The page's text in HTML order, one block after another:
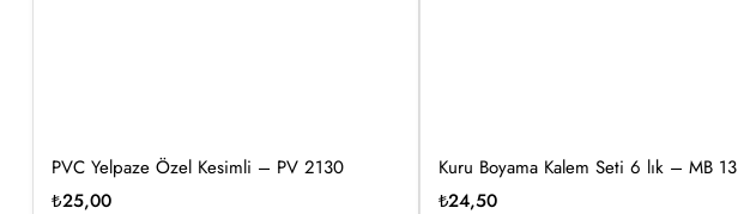
PVC Yelpaze Özel Kesimli – PV 2130
₺25,00
Kuru Boyama Kalem Seti 6 lık – MB 13
₺24,50